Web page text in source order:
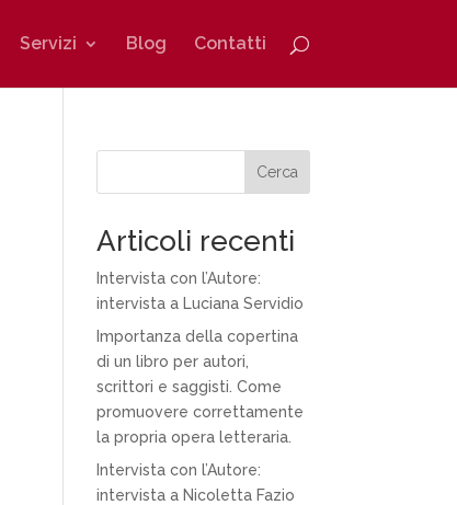
Servizi Blog Contatti
Cerca
Articoli recenti
Intervista con l’Autore:
intervista a Luciana Servidio
Importanza della copertina
di un libro per autori,
scrittori e saggisti. Come
promuovere correttamente
la propria opera letteraria.
Intervista con l’Autore:
intervista a Nicoletta Fazio